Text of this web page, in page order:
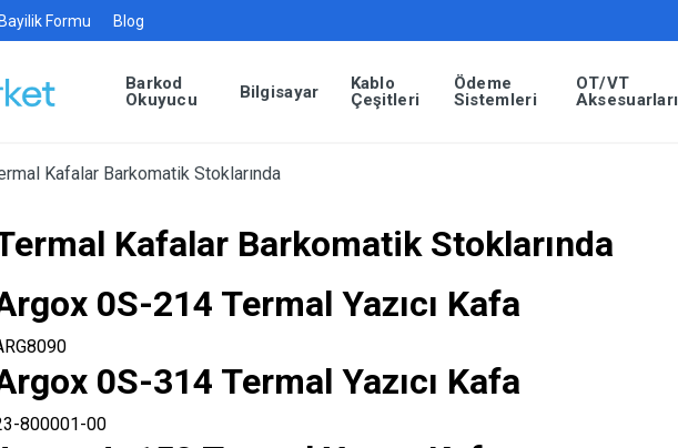
Formu Blog
Barkod
Okuyucu
Bilgisayar
Kablo
Çeşitleri
Ödeme
Sistemleri
OT/VT
Aksesuarları
Kafalar Barkomatik Stoklarında
Kafalar Barkomatik Stoklarında
0S-214 Termal Yazıcı Kafa
0S-314 Termal Yazıcı Kafa
800001-00